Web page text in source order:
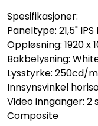
Spesifikasjoner:
Paneltype: 21,5"
Oppløsning: 1920 x
Bakbelysning:
Lysstyrke: 250cd/
Innsynsvinkel
Video innganger: 2
Composite